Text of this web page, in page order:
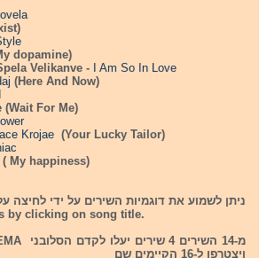
dopamine)
Velikanve -
I Am So In Love
(Here And Now)
(Wait For Me)
Krojae (Your Lucky Tailor)
( My happiness)
ניתן לשמוע את דוגמיות השירים על ידי לחיצה
by clicking on song title.
ויצטרפו ל-16 הקיימים שם